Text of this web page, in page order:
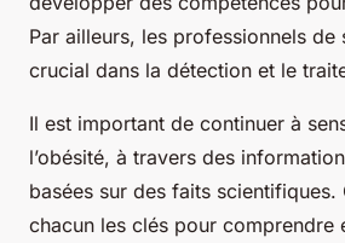
Par ailleurs, les professionnels de
crucial dans la détection et le
Il est important de continuer à
l’obésité, à travers des
basées sur des faits scientifiques.
chacun les clés pour comprendre